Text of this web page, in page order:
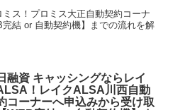
ス！プロミス大正自動契約コーナ
結 or 自動契約機】までの流れを解
融資 キャッシングならレイ
！レイクALSA川西自動
コーナーへ申込みから受け取